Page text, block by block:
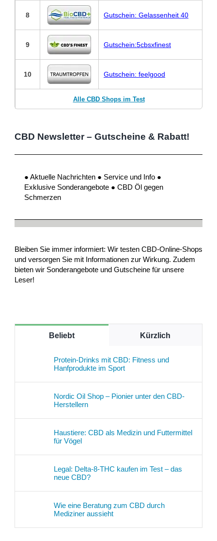
8 Gutschein: Gelassenheit 40
9 Gutschein:5cbsxfinest
10 Gutschein: feelgood
Alle CBD Shops im Test
CBD Newsletter – Gutscheine & Rabatt!
● Aktuelle Nachrichten ● Service und Info ●
Exklusive Sonderangebote ● CBD Öl gegen
Schmerzen
Bleiben Sie immer informiert: Wir testen CBD-Online-Shops
und versorgen Sie mit Informationen zur Wirkung. Zudem
bieten wir Sonderangebote und Gutscheine für unsere
Leser!
Beliebt Kürzlich
Protein-Drinks mit CBD: Fitness und
Hanfprodukte im Sport
Nordic Oil Shop – Pionier unter den CBD-
Herstellern
Haustiere: CBD als Medizin und Futtermittel
für Vögel
Legal: Delta-8-THC kaufen im Test – das
neue CBD?
Wie eine Beratung zum CBD durch
Mediziner aussieht